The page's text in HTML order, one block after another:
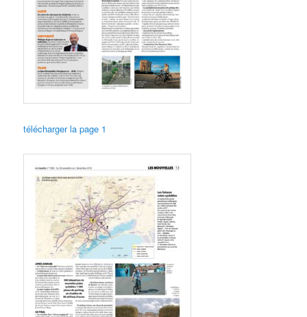
télécharger la page 1